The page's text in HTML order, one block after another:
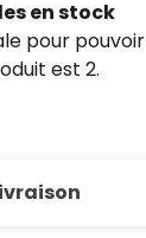
en stock
pour pouvoir
est 2.